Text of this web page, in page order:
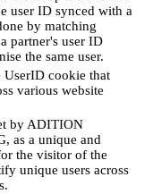
user ID synced with a
by matching
partner's user ID
the same user.
UserID cookie that
various website
by ADITION
as a unique and
the visitor of the
unique users across